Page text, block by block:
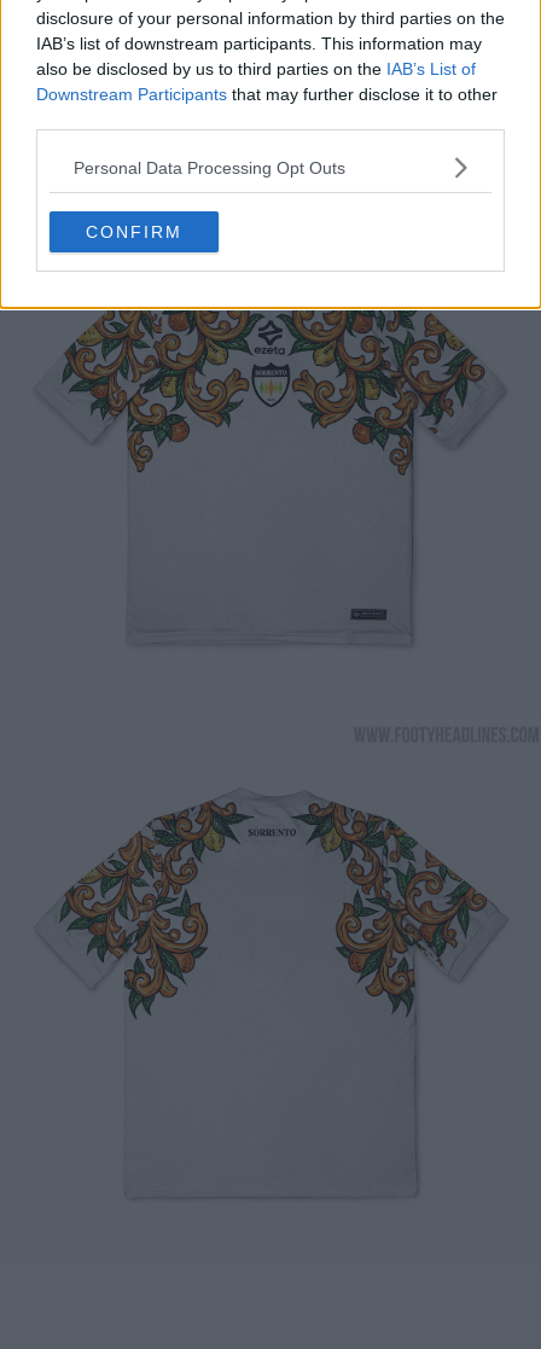
disclosure of your personal information by third parties on the
IAB’s list of downstream participants. This information may
also be disclosed by us to third parties on the IAB’s List of
Downstream Participants that may further disclose it to other
Personal Data Processing Opt Outs
CONFIRM
Camiseta visitante del Sorrento 25-26